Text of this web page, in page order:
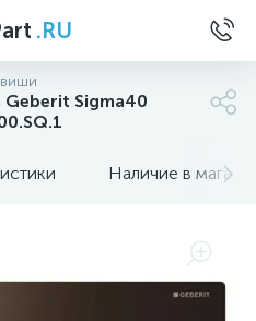
.RU
Sigma40
Наличие в